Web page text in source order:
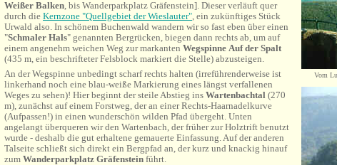
Weißer Balken, bis Wanderparkplatz Gräfenstein]. Dieser verläuft quer
durch die Kernzone "Quellgebiet der Wieslauter", ein zukünftiges Stück
Urwald also. In schönem Buchenwald wandern wir so fast eben über einen
"Schmaler Hals" genannten Bergrücken, biegen dann rechts ab, um auf
einem angenehm weichen Weg zur markanten Wegspinne Auf der Spalt
(435 m, ein beschrifteter Felsblock markiert die Stelle) abzusteigen.
An der Wegspinne unbedingt scharf rechts halten (irreführenderweise ist
linkerhand noch eine blau-weiße Markierung eines längst verfallenen
Weges zu sehen)! Hier beginnt der steile Abstieg ins Wartenbachtal (270
m), zunächst auf einem Forstweg, der an einer Rechts-Haarnadelkurve
(Aufpassen!) in einen wunderschön wilden Pfad übergeht. Unten
angelangt überqueren wir den Wartenbach, der früher zur Holztrift benutzt
wurde - deshalb die gut erhaltene gemauerte Einfassung. Auf der anderen
Talseite schließt sich direkt ein Bergpfad an, der kurz und knackig hinauf
zum Wanderparkplatz Gräfenstein führt.
Vom